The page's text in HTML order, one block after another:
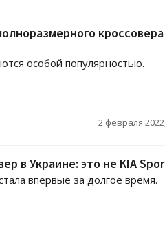
особой популярностью.
2 февраля
в Украине: это не KIA
впервые за долгое время.